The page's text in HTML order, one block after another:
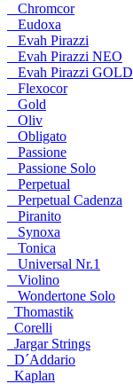
Chromcor
Eudoxa
Evah Pirazzi
Evah Pirazzi NEO
Evah Pirazzi GOLD
Flexocor
Gold
Oliv
Obligato
Passione
Passione Solo
Perpetual
Perpetual Cadenza
Piranito
Synoxa
Tonica
Universal Nr.1
Violino
Wondertone Solo
Thomastik
Corelli
Jargar Strings
D´Addario
Kaplan